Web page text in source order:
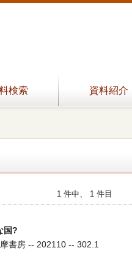
検索 資料紹介
1 件中、 1 件目
国?
書房 -- 202110 -- 302.1